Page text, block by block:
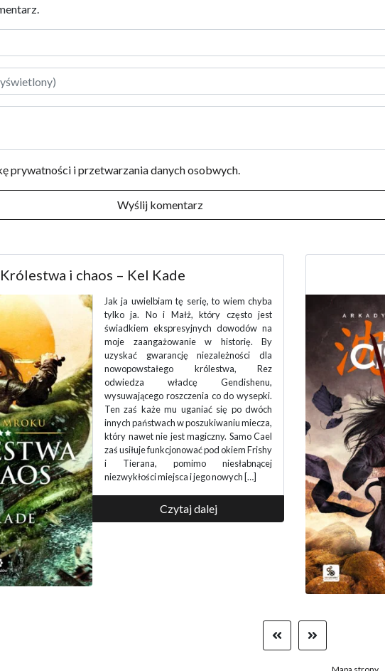
prywatności i przetwarzania danych osobwych.
Pani Cisza – Arkady Saulski
Jak ja bym chciała, żeby każdy środkowy
tom serii tak wyglądał. Intrygujące
otwarcie, wciąż rosnące napięcie,
eksplodujące pod koniec w epickim
pojedynku – Arkady Saulski nie bierze
jeńców. Mandukowie nie odpuścili i
zmierzają w głąb kraju, zajmując kolejne
tereny. Patriarcha rodu Nagata wysyła
wojska przeciw klanowi Węży, o którym
mówi się, że wspiera najeźdźców. Jego
własny klan może za chwilę wyginąć, gdyż
on sam jest już stary, a jego małoletniego
syna trawi choroba, na którą […]
Czytaj dalej